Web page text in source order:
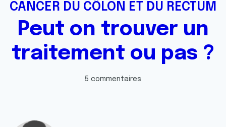
CANCER DU CÔLON ET DU RECTUM
Peut on trouver un
traitement ou pas ?
5 commentaires